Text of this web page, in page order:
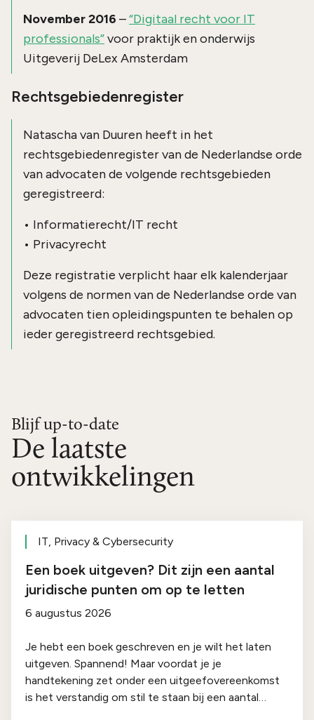
November 2016 –“Digitaal recht voor IT
professionals”voor praktijk en onderwijs
Uitgeverij DeLex Amsterdam
Rechtsgebiedenregister
Natascha van Duuren heeft in het
rechtsgebiedenregister van de Nederlandse orde
van advocaten de volgende rechtsgebieden
geregistreerd:
• Informatierecht/IT recht
• Privacyrecht
Deze registratie verplicht haar elk kalenderjaar
volgens de normen van de Nederlandse orde van
advocaten tien opleidingspunten te behalen op
ieder geregistreerd rechtsgebied.
Blijf up-to-date
De laatste
ontwikkelingen
IT, Privacy & Cybersecurity
Een boek uitgeven? Dit zijn een aantal
juridische punten om op te letten
6 augustus 2026
Je hebt een boek geschreven en je wilt het laten
uitgeven. Spannend! Maar voordat je je
handtekening zet onder een uitgeefovereenkomst
is het verstandig om stil te staan bij een aantal